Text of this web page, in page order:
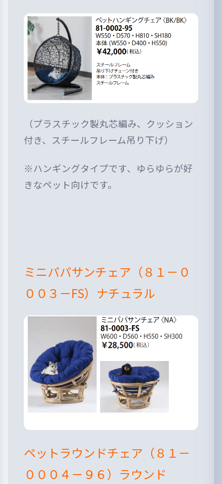
（プラスチック製丸芯編み、クッション
付き、スチールフレーム吊り下げ）
※ハンギングタイプです、ゆらゆらが好
きなペット向けです。
ミニパパサンチェア（８１－０
００３－FS）ナチュラル
ペットラウンドチェア（８１－
０００４－９６）ラウンド